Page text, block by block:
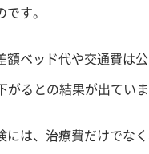
す。
額ベッド代や交通費は
がるとの結果が出ていま
には、治療費だけでな